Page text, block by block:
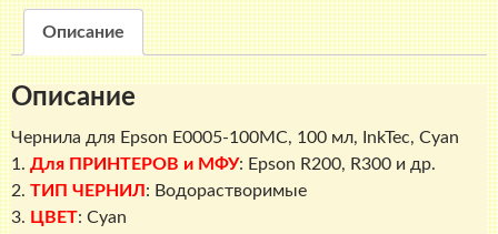
100MC,
100
мл,
InkTec,
Cyan
Описание
Описание
Чернила для Epson E0005-100MC, 100 мл, InkTec, Cyan
1. Для ПРИНТЕРОВ и МФУ: Epson R200, R300 и др.
2. ТИП ЧЕРНИЛ : Водорастворимые
3. ЦВЕТ: Cyan